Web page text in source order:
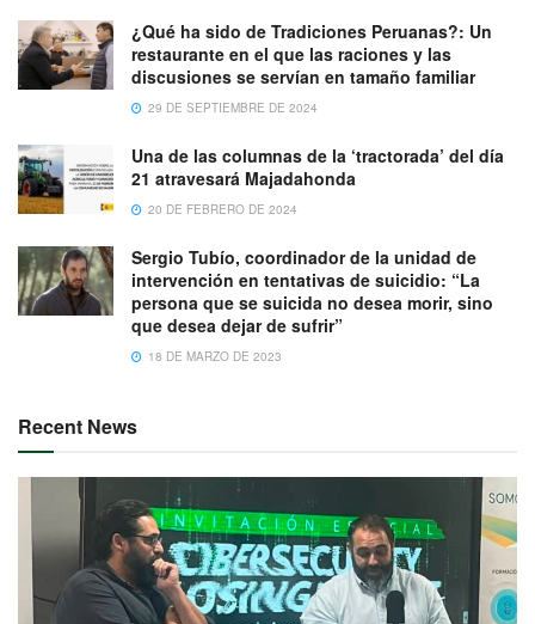
¿Qué ha sido de Tradiciones Peruanas?: Un
restaurante en el que las raciones y las
discusiones se servían en tamaño familiar
29 DE SEPTIEMBRE DE 2024
Una de las columnas de la ‘tractorada’ del día
21 atravesará Majadahonda
20 DE FEBRERO DE 2024
Sergio Tubío, coordinador de la unidad de
intervención en tentativas de suicidio: “La
persona que se suicida no desea morir, sino
que desea dejar de sufrir”
18 DE MARZO DE 2023
Recent News